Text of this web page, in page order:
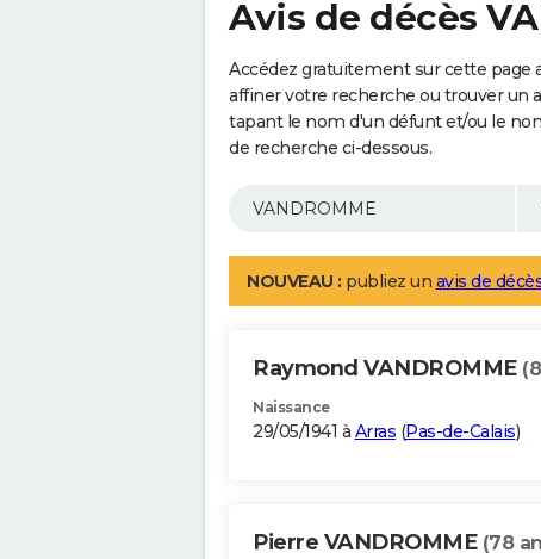
Avis de décès
Accédez gratuitement sur cette page
affiner votre recherche ou trouver un
tapant le nom d'un défunt et/ou le
de recherche ci-dessous.
NOUVEAU : publiez un avis de
Raymond VANDROMME
Naissance
29/05/1941 à Arras (Pas-de-Calais)
Pierre VANDROMME (78